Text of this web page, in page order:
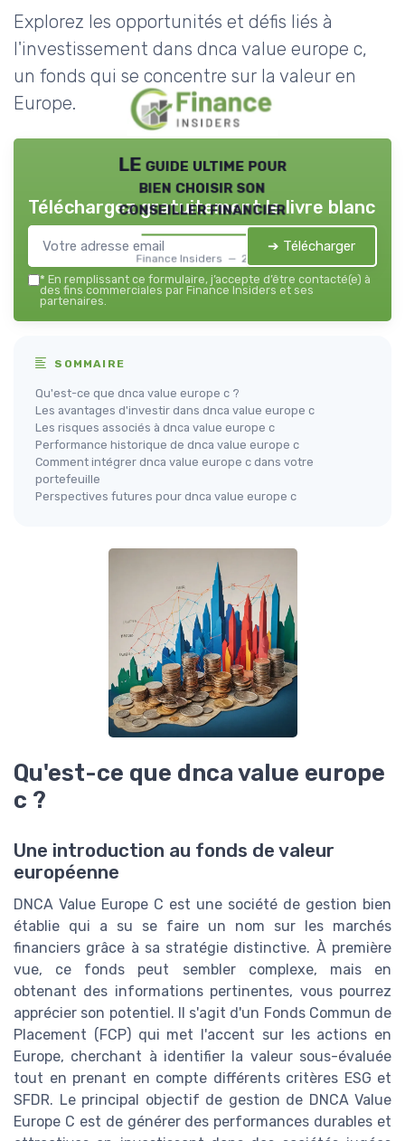
Explorez les opportunités et défis liés à
l'investissement dans dnca value europe c,
un fonds qui se concentre sur la valeur en
Europe.
LE guide ultime pour
bien choisir son
conseiller financier
Finance Insiders — 2026
Téléchargez gratuitement le livre blanc
➔ Télécharger
* En remplissant ce formulaire, j’accepte d’être contacté(e) à
des fins commerciales par Finance Insiders et ses
partenaires.
SOMMAIRE
Qu'est-ce que dnca value europe c ?
Les avantages d'investir dans dnca value europe c
Les risques associés à dnca value europe c
Performance historique de dnca value europe c
Comment intégrer dnca value europe c dans votre
portefeuille
Perspectives futures pour dnca value europe c
Qu'est-ce que dnca value europe
c ?
Une introduction au fonds de valeur
européenne
DNCA Value Europe C est une société de gestion bien
établie qui a su se faire un nom sur les marchés
financiers grâce à sa stratégie distinctive. À première
vue, ce fonds peut sembler complexe, mais en
obtenant des informations pertinentes, vous pourrez
apprécier son potentiel. Il s'agit d'un Fonds Commun de
Placement (FCP) qui met l'accent sur les actions en
Europe, cherchant à identifier la valeur sous-évaluée
tout en prenant en compte différents critères ESG et
SFDR. Le principal objectif de gestion de DNCA Value
Europe C est de générer des performances durables et